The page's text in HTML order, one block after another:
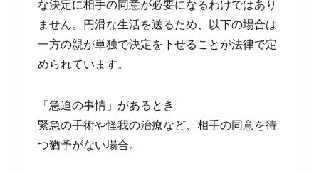
な決定に相手の同意が必要になるわけではあり
ません。円滑な生活を送るため、以下の場合は
一方の親が単独で決定を下せることが法律で定
められています。
「急迫の事情」があるとき
緊急の手術や怪我の治療など、相手の同意を待
つ猶予がない場合。